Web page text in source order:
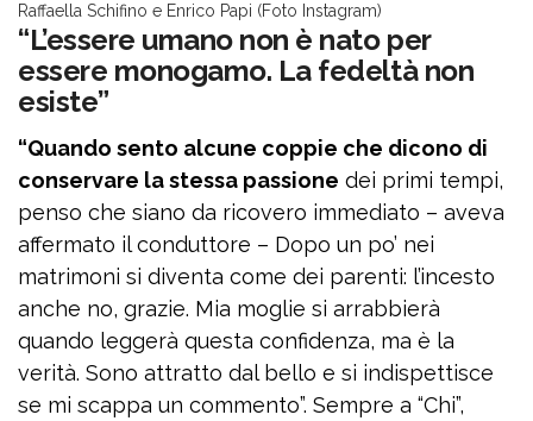
Raffaella Schifino e Enrico Papi (Foto Instagram)
“L’essere umano non è nato per
essere monogamo. La fedeltà non
esiste”
“Quando sento alcune coppie che dicono di
conservare la stessa passione dei primi tempi,
penso che siano da ricovero immediato – aveva
affermato il conduttore – Dopo un po’ nei
matrimoni si diventa come dei parenti: l’incesto
anche no, grazie. Mia moglie si arrabbierà
quando leggerà questa confidenza, ma è la
verità. Sono attratto dal bello e si indispettisce
se mi scappa un commento”. Sempre a “Chi”,